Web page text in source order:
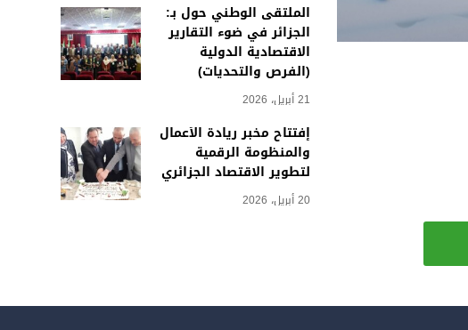
الملتقى الوطني حول بـ:
الجزائر في ضوء التقارير
الاقتصادية الدولية
(الفرص والتحديات)
21 أبريل، 2026
إفتتاح مخبر ريادة الأعمال
والمنظومة الرقمية
لتطوير الاقتصاد الجزائري
20 أبريل، 2026